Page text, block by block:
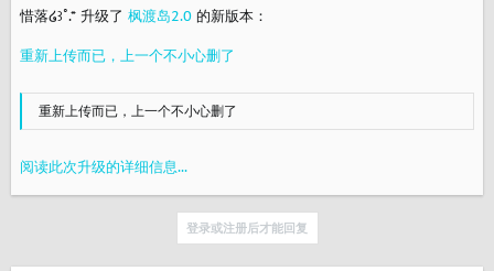
惜落໒꒱˚.* 升级了 枫渡岛2.0 的新版本：
重新上传而已，上一个不小心删了
重新上传而已，上一个不小心删了
阅读此次升级的详细信息...
登录或注册后才能回复